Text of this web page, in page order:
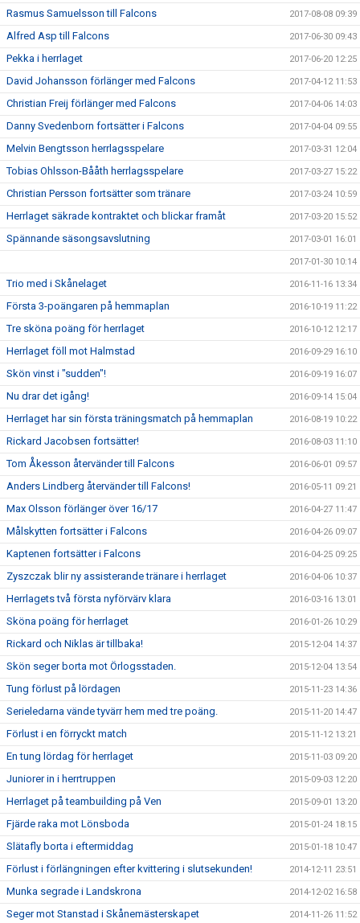
Rasmus Samuelsson till Falcons 2017-08-08 09:39
Alfred Asp till Falcons 2017-06-30 09:43
Pekka i herrlaget 2017-06-20 12:25
David Johansson förlänger med Falcons 2017-04-12 11:53
Christian Freij förlänger med Falcons 2017-04-06 14:03
Danny Svedenborn fortsätter i Falcons 2017-04-04 09:55
Melvin Bengtsson herrlagsspelare 2017-03-31 12:04
Tobias Ohlsson-Bååth herrlagsspelare 2017-03-27 15:22
Christian Persson fortsätter som tränare 2017-03-24 10:59
Herrlaget säkrade kontraktet och blickar framåt 2017-03-20 15:52
Spännande säsongsavslutning 2017-03-01 16:01
2017-01-30 10:14
Trio med i Skånelaget 2016-11-16 13:34
Första 3-poängaren på hemmaplan 2016-10-19 11:22
Tre sköna poäng för herrlaget 2016-10-12 12:17
Herrlaget föll mot Halmstad 2016-09-29 16:10
Skön vinst i "sudden"! 2016-09-19 16:07
Nu drar det igång! 2016-09-14 15:04
Herrlaget har sin första träningsmatch på hemmaplan 2016-08-19 10:22
Rickard Jacobsen fortsätter! 2016-08-03 11:10
Tom Åkesson återvänder till Falcons 2016-06-01 09:57
Anders Lindberg återvänder till Falcons! 2016-05-11 09:21
Max Olsson förlänger över 16/17 2016-04-27 11:47
Målskytten fortsätter i Falcons 2016-04-26 09:07
Kaptenen fortsätter i Falcons 2016-04-25 09:25
Zyszczak blir ny assisterande tränare i herrlaget 2016-04-06 10:37
Herrlagets två första nyförvärv klara 2016-03-16 13:01
Sköna poäng för herrlaget 2016-01-26 10:29
Rickard och Niklas är tillbaka! 2015-12-04 14:37
Skön seger borta mot Örlogsstaden. 2015-12-04 13:54
Tung förlust på lördagen 2015-11-23 14:36
Serieledarna vände tyvärr hem med tre poäng. 2015-11-20 14:47
Förlust i en förryckt match 2015-11-12 13:21
En tung lördag för herrlaget 2015-11-03 09:20
Juniorer in i herrtruppen 2015-09-03 12:20
Herrlaget på teambuilding på Ven 2015-09-01 13:20
Fjärde raka mot Lönsboda 2015-01-24 18:15
Slätafly borta i eftermiddag 2015-01-18 10:47
Förlust i förlängningen efter kvittering i slutsekunden! 2014-12-11 23:51
Munka segrade i Landskrona 2014-12-02 16:58
Seger mot Stanstad i Skånemästerskapet 2014-11-26 11:52